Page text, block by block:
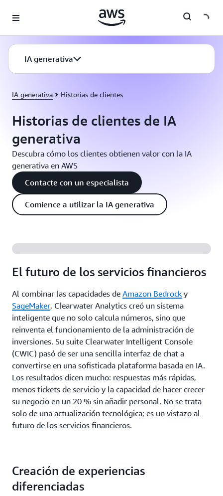
IA generativa
IA generativa Historias de clientes
Historias de clientes de IA
generativa
Descubra cómo los clientes obtienen valor con la IA
generativa en AWS
Contacte con un especialista
Comience a utilizar la IA generativa
El futuro de los servicios financieros
Al combinar las capacidades de Amazon Bedrock y
SageMaker, Clearwater Analytics creó un sistema
inteligente que no solo calcula números, sino que
reinventa el funcionamiento de la administración de
inversiones. Su suite Clearwater Intelligent Console
(CWIC) pasó de ser una sencilla interfaz de chat a
convertirse en una sofisticada plataforma basada en IA.
Los resultados dicen mucho: respuestas más rápidas,
menos tickets de servicio y la capacidad de hacer crecer
su negocio en un 20 % sin añadir personal. No se trata
solo de una actualización tecnológica; es un vistazo al
futuro de los servicios financieros.
Creación de experiencias
diferenciadas